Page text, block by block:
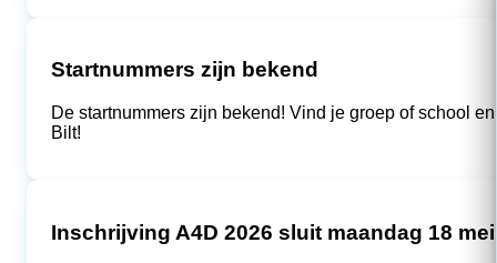
Startnummers zijn bekend
De startnummers zijn bekend! Vind je groep of school
Bilt!
Inschrijving A4D 2026 sluit maandag 18